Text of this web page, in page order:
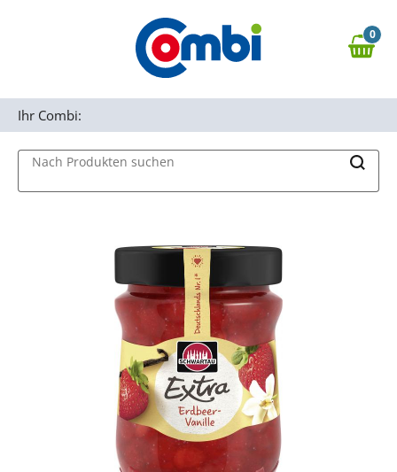
Zur Navigation springen
0,00 €
0
Nach Produkten suchen
Ihr Combi: